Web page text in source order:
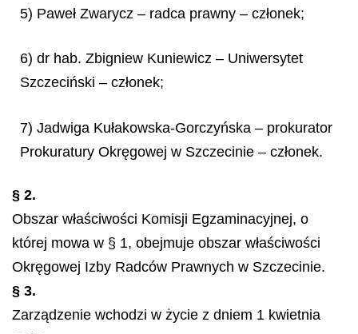
5) Paweł Zwarycz – radca prawny – członek;
6) dr hab. Zbigniew Kuniewicz – Uniwersytet
Szczeciński – członek;
7) Jadwiga Kułakowska-Gorczyńska – prokurator
Prokuratury Okręgowej w Szczecinie – członek.
§ 2.
Obszar właściwości Komisji Egzaminacyjnej, o
której mowa w § 1, obejmuje obszar właściwości
Okręgowej Izby Radców Prawnych w Szczecinie.
§ 3.
Zarządzenie wchodzi w życie z dniem 1 kwietnia